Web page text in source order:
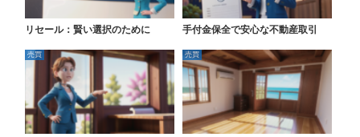
リセール：賢い選択のために 手付金保全で安心な不動産取引
売買 売買